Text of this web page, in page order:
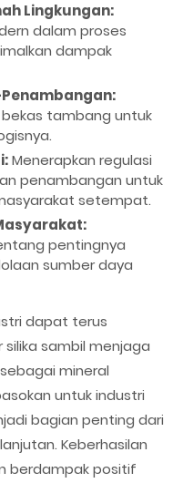
Lingkungan:
dalam proses
dampak
tambang untuk
Menerapkan regulasi
penambangan untuk
setempat.
pentingnya
sumber daya
dapat terus
sambil menjaga
mineral
untuk industri
bagian penting dari
Keberhasilan
berdampak positif